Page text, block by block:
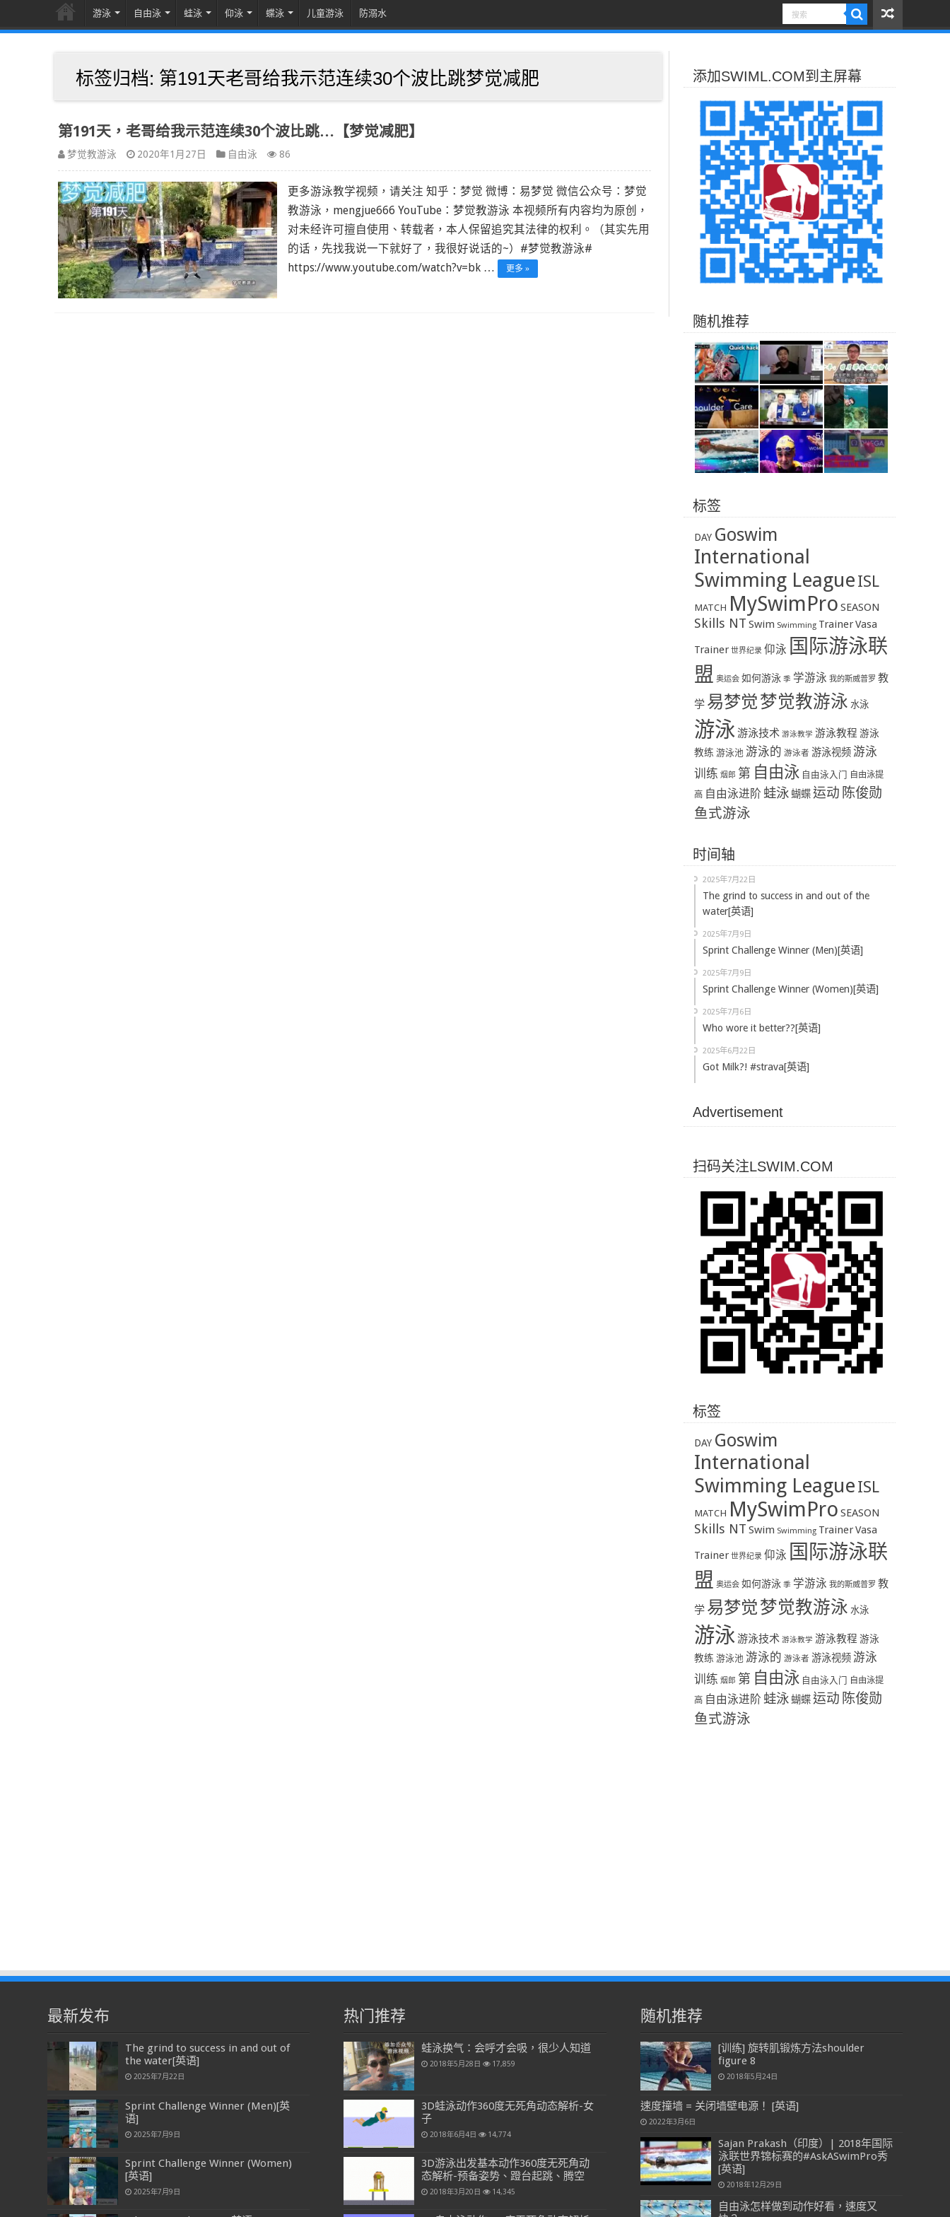
游泳 自由泳 蛙泳 仰泳 蝶泳 儿童游泳 防溺水
标签归档: 第191天老哥给我示范连续30个波比跳梦觉减肥
第191天，老哥给我示范连续30个波比跳…【梦觉减肥】
梦觉教游泳 2020年1月27日 自由泳 86
更多游泳教学视频，请关注 知乎：梦觉 微博：易梦觉 微信公众号：梦觉
教游泳，mengjue666 YouTube：梦觉教游泳 本视频所有内容均为原创，
对未经许可擅自使用、转载者，本人保留追究其法律的权利。（其实先用
的话，先找我说一下就好了，我很好说话的~）#梦觉教游泳#
https://www.youtube.com/watch?v=bk …
更多 »
添加SWIML.COM到主屏幕
随机推荐
标签
DAY Goswim
International
Swimming LeagueISL
MATCH MySwimPro SEASON
Skills NT Swim Swimming TrainerVasa
Trainer 世界纪录 仰泳 国际游泳联
盟 奥运会 如何游泳 季 学游泳 我的斯威普罗 教
学 易梦觉梦觉教游泳 水泳
游泳游泳技术 游泳教学 游泳教程 游泳
教练 游泳池 游泳的 游泳者 游泳视频 游泳
训练 烟郎 第 自由泳 自由泳入门 自由泳提
高 自由泳进阶 蛙泳蝴蝶运动 陈俊勋
鱼式游泳
时间轴
2025年7月22日
The grind to success in and out of the
water[英语]
2025年7月9日
Sprint Challenge Winner (Men)[英语]
2025年7月9日
Sprint Challenge Winner (Women)[英语]
2025年7月6日
Who wore it better??[英语]
2025年6月22日
Got Milk?! #strava[英语]
Advertisement
扫码关注LSWIM.COM
标签
DAY Goswim
International
Swimming LeagueISL
MATCH MySwimPro SEASON
Skills NT Swim Swimming TrainerVasa
Trainer 世界纪录 仰泳 国际游泳联
盟 奥运会 如何游泳 季 学游泳 我的斯威普罗 教
学 易梦觉梦觉教游泳 水泳
游泳游泳技术 游泳教学 游泳教程 游泳
教练 游泳池 游泳的 游泳者 游泳视频 游泳
训练 烟郎 第 自由泳 自由泳入门 自由泳提
高 自由泳进阶 蛙泳蝴蝶运动 陈俊勋
鱼式游泳
最新发布
The grind to success in and out of
the water[英语]
2025年7月22日
Sprint Challenge Winner (Men)[英
语]
2025年7月9日
Sprint Challenge Winner (Women)
[英语]
2025年7月9日
热门推荐
蛙泳换气：会呼才会吸，很少人知道
2018年5月28日 17,859
3D蛙泳动作360度无死角动态解析-女
子
2018年6月4日 14,774
3D游泳出发基本动作360度无死角动
态解析-预备姿势、蹬台起跳、腾空
2018年3月20日 14,345
随机推荐
[训练] 旋转肌锻炼方法shoulder
figure 8
2018年5月24日
速度撞墙 = 关闭墙壁电源！ [英语]
2022年3月6日
Sajan Prakash（印度）| 2018年国际
泳联世界锦标赛的#AskASwimPro秀
[英语]
2018年12月29日
自由泳怎样做到动作好看，速度又